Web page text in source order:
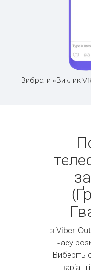
Вибрати «Виклик
Із Viber
часу
Виберіть